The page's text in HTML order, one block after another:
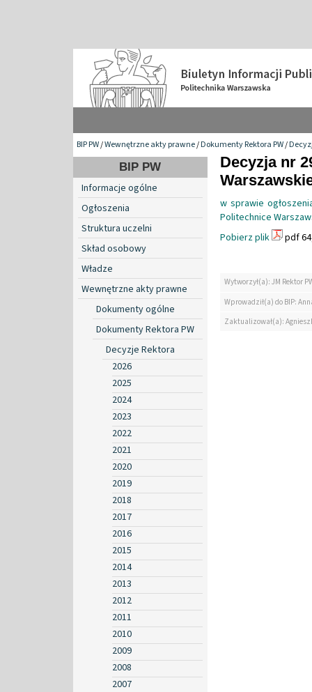
BIP PW/Wewnętrzne akty prawne/Dokumenty Rektora PW/
BIP PW
Informacje ogólne
Ogłoszenia
Struktura uczelni
Skład osobowy
Władze
Wewnętrzne akty prawne
Dokumenty ogólne
Dokumenty Rektora PW
Decyzje Rektora
2026
2025
2024
2023
2022
2021
2020
2019
2018
2017
2016
2015
2014
2013
2012
2011
2010
2009
2008
2007
Decyzja nr
w sprawie
Politechnice
Pobierz plik
pdf
Wytworzył(a): JM Rektor
Wprowadził(a) do BIP:
Zaktualizował(a):